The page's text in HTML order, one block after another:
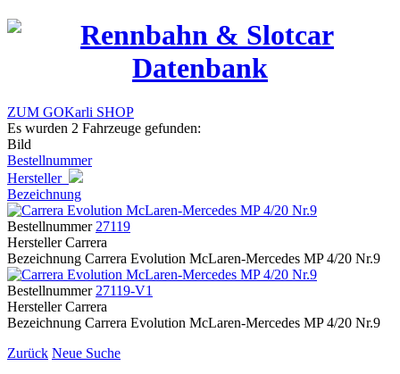
ZUM GOKarli SHOP
Es wurden 2 Fahrzeuge gefunden:
Bild
Bestellnummer
Hersteller
Bezeichnung
Bestellnummer 27119
HerstellerCarrera
Bezeichnung Carrera Evolution McLaren-Mercedes MP 4/20 Nr.9
Bestellnummer 27119-V1
HerstellerCarrera
Bezeichnung Carrera Evolution McLaren-Mercedes MP 4/20 Nr.9
Zurück Neue Suche